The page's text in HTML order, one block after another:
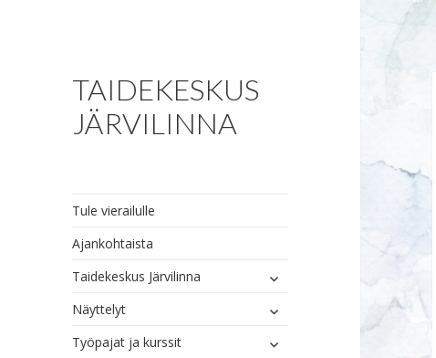
TAIDEKESKUS
JÄRVILINNA
Tule vierailulle
Ajankohtaista
Taidekeskus Järvilinna
näytä
Näyttelyt
näytä
Työpajat ja kurssit
näytä